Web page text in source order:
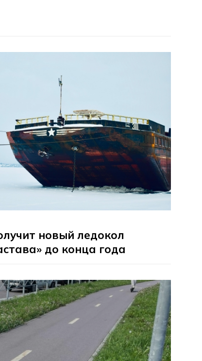
новый ледокол
до конца года